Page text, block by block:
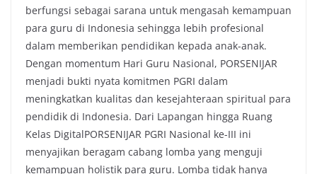
berfungsi sebagai sarana untuk mengasah kemampuan
para guru di Indonesia sehingga lebih profesional
dalam memberikan pendidikan kepada anak-anak.​
Dengan momentum Hari Guru Nasional, PORSENIJAR
menjadi bukti nyata komitmen PGRI dalam
meningkatkan kualitas dan kesejahteraan spiritual para
pendidik di Indonesia. Dari Lapangan hingga Ruang
Kelas Digital​PORSENIJAR PGRI Nasional ke-III ini
menyajikan beragam cabang lomba yang menguji
kemampuan holistik para guru. Lomba tidak hanya